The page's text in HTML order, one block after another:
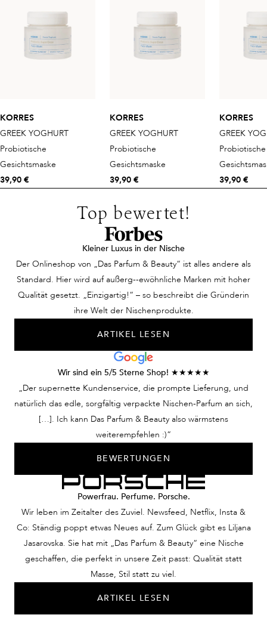
MARIS AQUA/SEA WATER/EAU DE MER, ORYZA
SATIVA (RICE) EXTRACT, PHENETHYL ALCOHOL,
POLYMNIA SONCHIFOLIA ROOT JUICE, POLYSORBATE
CARBOXYMETHYL BETA-GLUCAN, SODIUM
HYALURONATE, SODIUM POLYACRYLATE STARCH,
SORBITAN
ISOSTEARATE, TETRASODIUM GLUTAMATE
DIACETATE, TOCOPHEROL, TREHALOSE, UREA,
ZINGIBER
OFFICINALE (GINGER) ROOT EXTRACT, BENZYL
ALCOHOL, DEHYDROACETIC ACID,
KORRES
GREEK YOGHURT
Probiotische
Gesichtsmaske
39,90 €
KORRES
GREEK YOGHURT
Probiotische
Gesichtsmaske
39,90 €
KORRES
GREEK
Probiotische
39,90 €
Top bewertet!
Kleiner Luxus in der Nische
Der Onlineshop von „Das Parfum & Beauty“ ist alles andere als
Standard. Hier wird auf außerg--ewöhnliche Marken mit hoher
Qualität gesetzt. „Einzigartig!“ – so beschreibt die Gründerin
ihre Welt der Nischenprodukte.
ARTIKEL LESEN
Wir sind ein 5/5 Sterne Shop! ★★★★★
„Der supernette Kundenservice, die prompte Lieferung, und
natürlich das edle, sorgfältig verpackte Nischen-Parfum an sich,
[…]. Ich kann Das Parfum & Beauty also wärmstens
weiterempfehlen :)“
BEWERTUNGEN
Powerfrau. Perfume. Porsche.
Wir leben im Zeitalter des Zuviel. Newsfeed, Netflix, Insta &
Co: Ständig poppt etwas Neues auf. Zum Glück gibt es Liljana
Jasarovska. Sie hat mit „Das Parfum & Beauty“ eine Nische
geschaffen, die perfekt in unsere Zeit passt: Qualität statt
Masse, Stil statt zu viel.
ARTIKEL LESEN